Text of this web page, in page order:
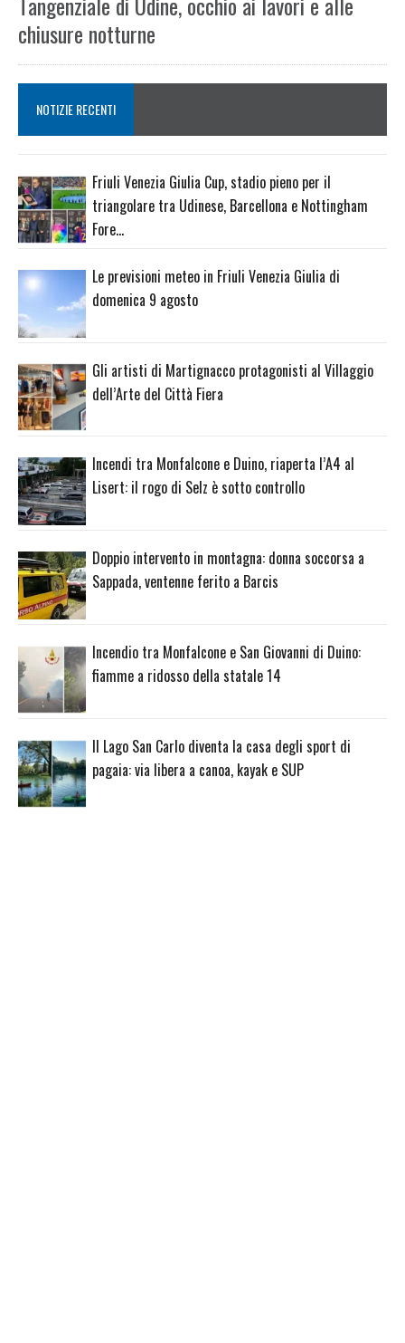
chiusure notturne
NOTIZIE RECENTI
Friuli Venezia Giulia Cup, stadio pieno per il
triangolare tra Udinese, Barcellona e Nottingham
Fore…
Le previsioni meteo in Friuli Venezia Giulia di
domenica 9 agosto
Gli artisti di Martignacco protagonisti al Villaggio
dell’Arte del Città Fiera
Incendi tra Monfalcone e Duino, riaperta l’A4 al
Lisert: il rogo di Selz è sotto controllo
Doppio intervento in montagna: donna soccorsa a
Sappada, ventenne ferito a Barcis
Incendio tra Monfalcone e San Giovanni di Duino:
fiamme a ridosso della statale 14
Il Lago San Carlo diventa la casa degli sport di
pagaia: via libera a canoa, kayak e SUP